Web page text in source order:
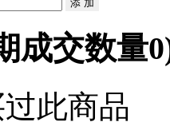
成交数量0
此商品